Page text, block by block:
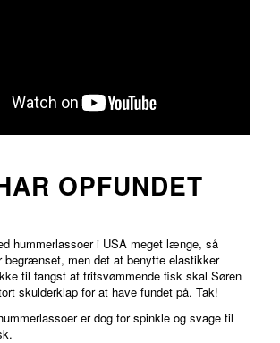
OPFUNDET
hummerlassoer i USA meget længe, så
begrænset, men det at benytte elastikker
til fangst af fritsvømmende fisk skal Søren
skulderklap for at have fundet på. Tak!
er dog for spinkle og svage til